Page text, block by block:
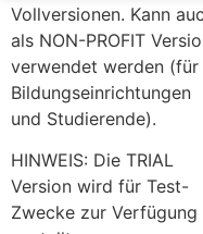
Vollversionen. Kann
als NON-PROFIT
verwendet werden (für
Bildungseinrichtungen
und Studierende).
HINWEIS: Die TRIAL
Version wird für Test-
Zwecke zur Verfügung